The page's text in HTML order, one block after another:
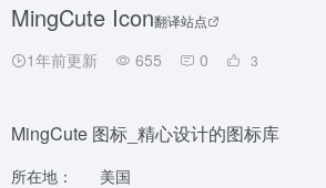
MingCute Icon翻译站点
1年前更新 655 0 3
MingCute 图标_精心设计的图标库
所在地：
美国